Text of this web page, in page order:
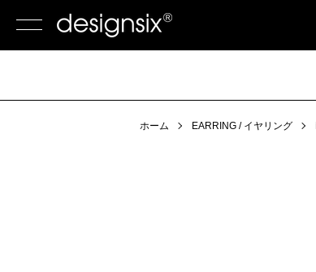
ホーム EARRING / イヤリング